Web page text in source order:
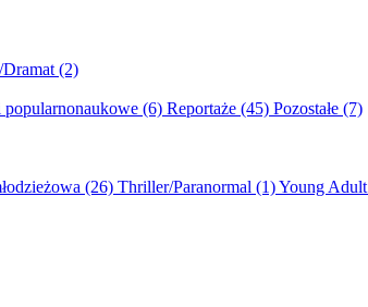
Dramat (2)
(6) Reportaże (45) Pozostałe (7)
(26) Thriller/Paranormal (1)Young Adult